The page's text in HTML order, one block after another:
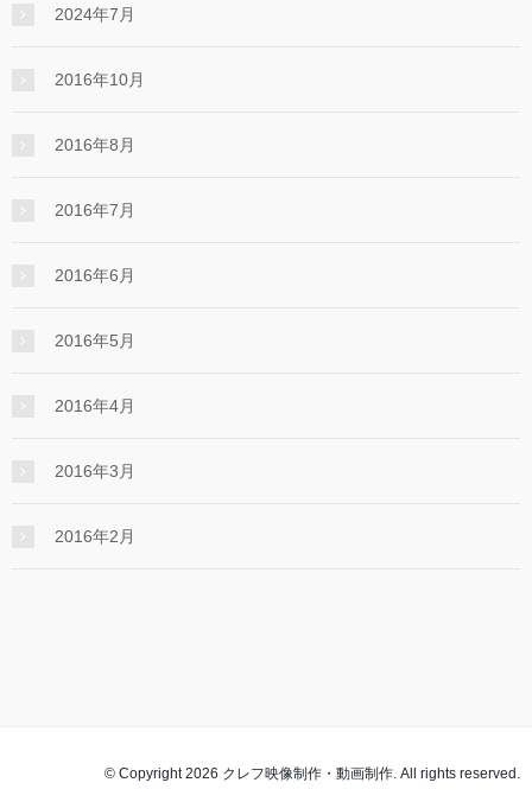
2024年7月
2016年10月
2016年8月
2016年7月
2016年6月
2016年5月
2016年4月
2016年3月
2016年2月
© Copyright 2026 クレフ映像制作・動画制作. All rights reserved.